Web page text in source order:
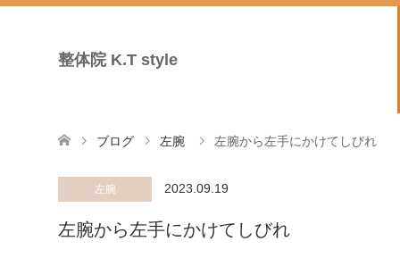
整体院 K.T style
ブログ 左腕 左腕から左手にかけてしびれ
左腕 2023.09.19
左腕から左手にかけてしびれ